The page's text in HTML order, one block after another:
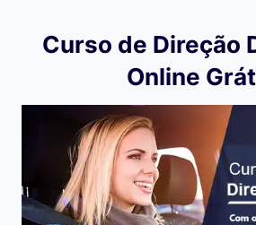
Curso de Direção
Online